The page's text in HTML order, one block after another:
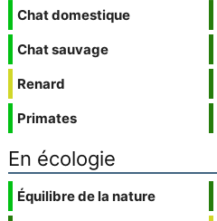
Chat domestique
Chat sauvage
Renard
Primates
En écologie
Équilibre de la nature